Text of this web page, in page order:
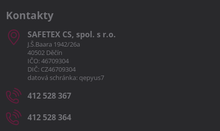
Kontakty
SAFETEX CS, spol​. s r​.o​.
J.Š.Baara 1942/26a
40502 Děčín
IČO: 46709304
DIČ: CZ46709304
datová schránka: qepyus7
412 528 367
412 528 364